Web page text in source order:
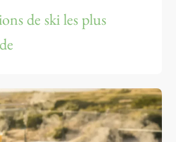
de ski les plus